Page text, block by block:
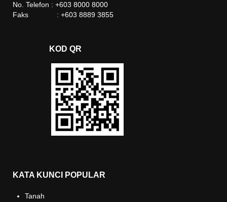
No. Telefon : +603 8000 8000
Faks : +603 8889 3855
KOD QR
KATA KUNCI POPULAR
Tanah